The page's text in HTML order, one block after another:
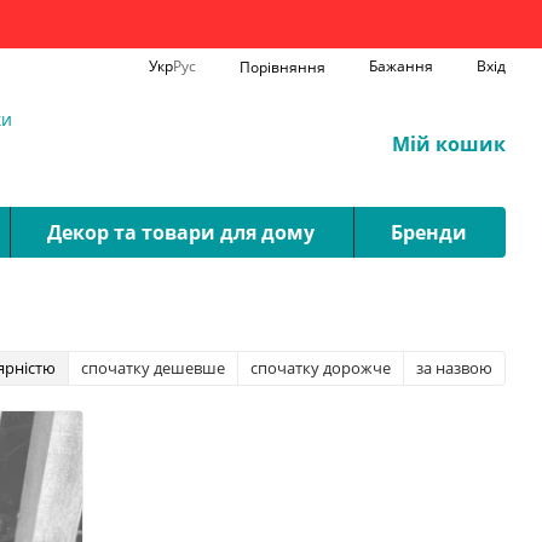
УкрРус Порівняння Бажання Вхід
Мій кошик
Декор та товари для дому Бренди
спочатку дешевше спочатку дорожче за назвою